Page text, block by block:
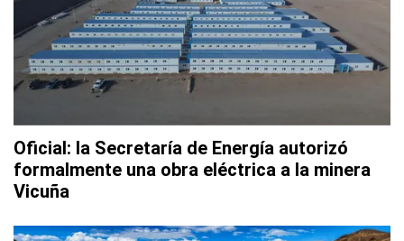
Oficial: la Secretaría de Energía autorizó
formalmente una obra eléctrica a la minera
Vicuña